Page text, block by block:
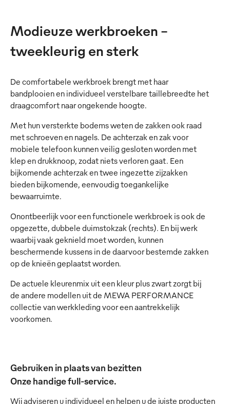
Modieuze werkbroeken –
tweekleurig en sterk
De comfortabele werkbroek brengt met haar
bandplooien en individueel verstelbare taillebreedte het
draagcomfort naar ongekende hoogte.
Met hun versterkte bodems weten de zakken ook raad
met schroeven en nagels. De achterzak en zak voor
mobiele telefoon kunnen veilig gesloten worden met
klep en drukknoop, zodat niets verloren gaat. Een
bijkomende achterzak en twee ingezette zijzakken
bieden bijkomende, eenvoudig toegankelijke
bewaarruimte.
Onontbeerlijk voor een functionele werkbroek is ook de
opgezette, dubbele duimstokzak (rechts). En bij werk
waarbij vaak geknield moet worden, kunnen
beschermende kussens in de daarvoor bestemde zakken
op de knieën geplaatst worden.
De actuele kleurenmix uit een kleur plus zwart zorgt bij
de andere modellen uit de MEWA PERFORMANCE
collectie van werkkleding voor een aantrekkelijk
voorkomen.
Gebruiken in plaats van bezitten
Onze handige full-service.
Wij adviseren u individueel en helpen u de juiste producten